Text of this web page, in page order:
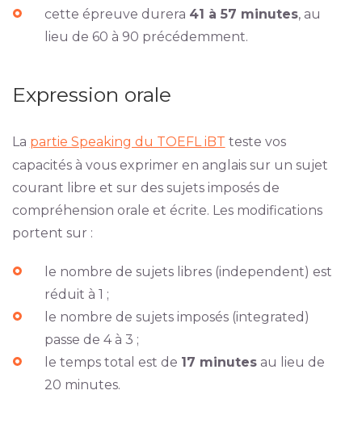
cette épreuve durera 41 à 57 minutes, au
lieu de 60 à 90 précédemment.
Expression orale
La partie Speaking du TOEFL iBT teste vos
capacités à vous exprimer en anglais sur un sujet
courant libre et sur des sujets imposés de
compréhension orale et écrite. Les modifications
portent sur :
le nombre de sujets libres (independent) est
réduit à 1 ;
le nombre de sujets imposés (integrated)
passe de 4 à 3 ;
le temps total est de 17 minutesau lieu de
20 minutes.